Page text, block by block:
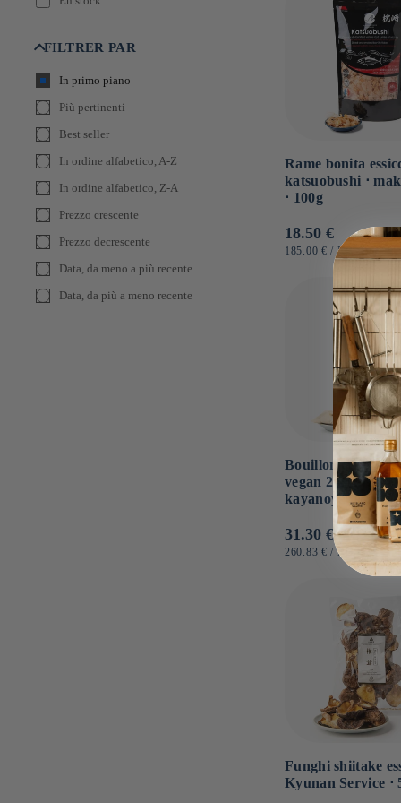
FILTRER PAR
In primo piano
Più pertinenti
Best seller
In ordine alfabetico, A-Z
In ordine alfabetico, Z-A
Prezzo crescente
Prezzo decrescente
Data, da meno a più recente
Data, da più a meno recente
Rame bonita
katsuobushi ⋅
⋅ 100g
Prezzo
di
18.50 €
PREZZO
UNITARIO
185.00 € / PER
KG
Bouillon Dashi a
vegan 20 bustine ⋅
kayanoya ⋅ 120g
Prezzo
di
31.30 €
PREZZO
260.83 € / PER
KG
Funghi shiitake
Kyunan Service ⋅